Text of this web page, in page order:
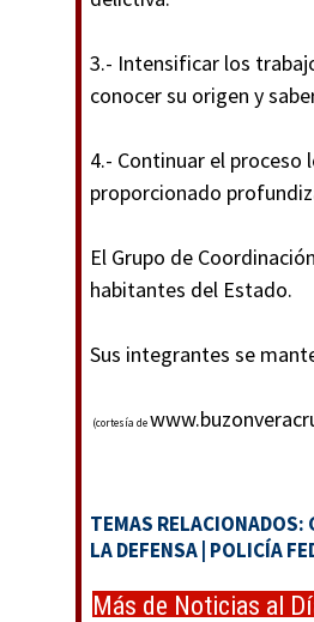
3.- Intensificar los
conocer su origen y
4.- Continuar el proceso
proporcionado
El Grupo de
habitantes del Estado.
Sus integrantes se
(cortesía de
TEMAS RELACIONADOS:
LA DEFENSA POLICÍA
Más de Noticias al